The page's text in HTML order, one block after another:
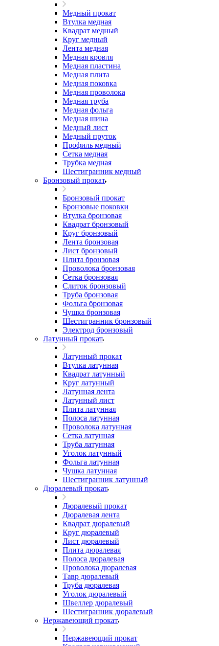
Медный прокат
Втулка медная
Квадрат медный
Круг медный
Лента медная
Медная кровля
Медная пластина
Медная плита
Медная поковка
Медная проволока
Медная труба
Медная фольга
Медная шина
Медный лист
Медный пруток
Профиль медный
Сетка медная
Трубка медная
Шестигранник медный
Бронзовый прокат
Бронзовый прокат
Бронзовые поковки
Втулка бронзовая
Квадрат бронзовый
Круг бронзовый
Лента бронзовая
Лист бронзовый
Плита бронзовая
Проволока бронзовая
Сетка бронзовая
Слиток бронзовый
Труба бронзовая
Фольга бронзовая
Чушка бронзовая
Шестигранник бронзовый
Электрод бронзовый
Латунный прокат
Латунный прокат
Втулка латунная
Квадрат латунный
Круг латунный
Латунная лента
Латунный лист
Плита латунная
Полоса латунная
Проволока латунная
Сетка латунная
Труба латунная
Уголок латунный
Фольга латунная
Чушка латунная
Шестигранник латунный
Дюралевый прокат
Дюралевый прокат
Дюралевая лента
Квадрат дюралевый
Круг дюралевый
Лист дюралевый
Плита дюралевая
Полоса дюралевая
Проволока дюралевая
Тавр дюралевый
Труба дюралевая
Уголок дюралевый
Швеллер дюралевый
Шестигранник дюралевый
Нержавеющий прокат
Нержавеющий прокат